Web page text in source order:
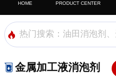
HOME PRODUCT CENTER
金属加工液消泡剂